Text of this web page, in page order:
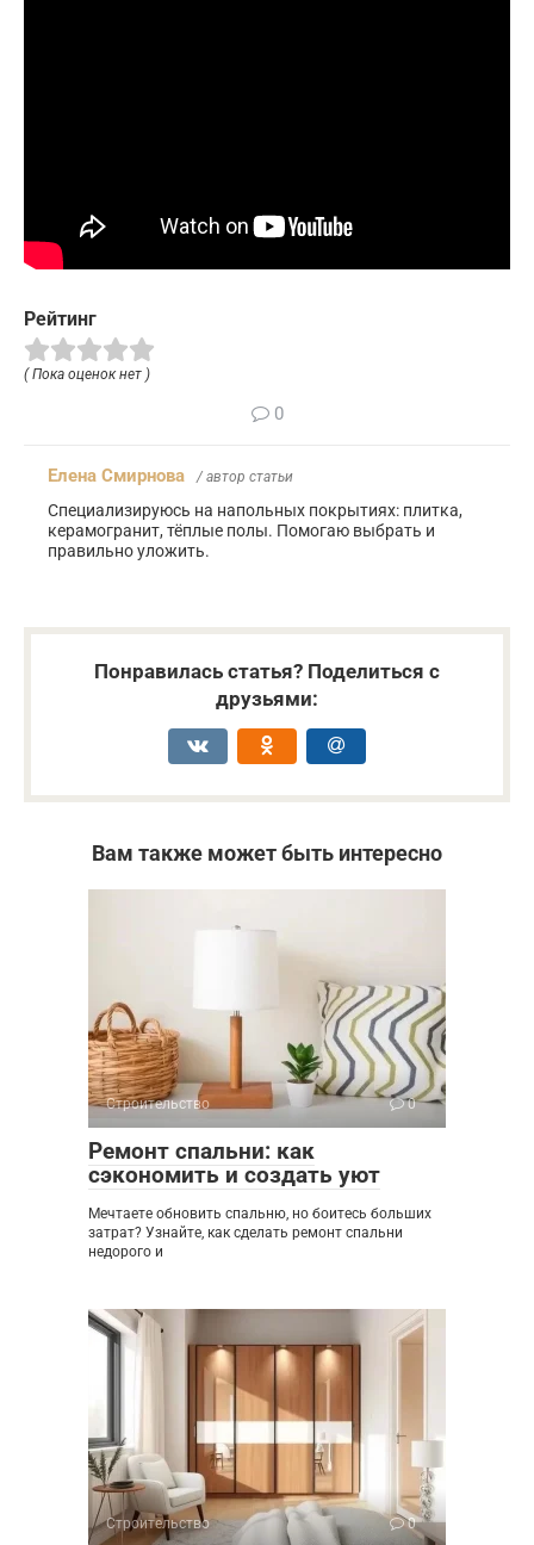
Рейтинг
( Пока оценок нет )
0
Елена Смирнова / автор статьи
Специализируюсь на напольных покрытиях: плитка,
керамогранит, тёплые полы. Помогаю выбрать и
правильно уложить.
Понравилась статья? Поделиться с
друзьями:
Вам также может быть интересно
Строительство 0
Ремонт спальни: как
сэкономить и создать уют
Мечтаете обновить спальню, но боитесь больших
затрат? Узнайте, как сделать ремонт спальни
недорого и
Строительство 0